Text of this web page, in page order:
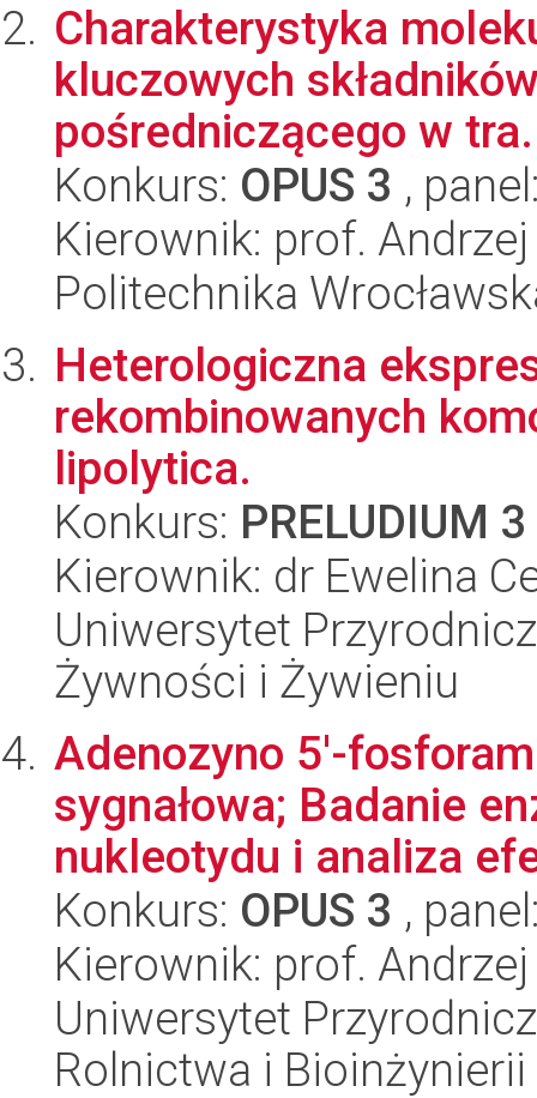
Charakterystyka
kluczowych
pośredniczącego w
Konkurs: OPUS 3 ,
Kierownik: prof.
Politechnika
Heterologiczna
rekombinowanych
lipolytica.
Konkurs: PRELUDIUM 3
Kierownik: dr Ewelina
Uniwersytet
Żywności i Żywieniu
Adenozyno 5'-
sygnałowa; Badanie
nukleotydu i analiza
Konkurs: OPUS 3 ,
Kierownik: prof.
Uniwersytet
Rolnictwa i Bioinżynierii